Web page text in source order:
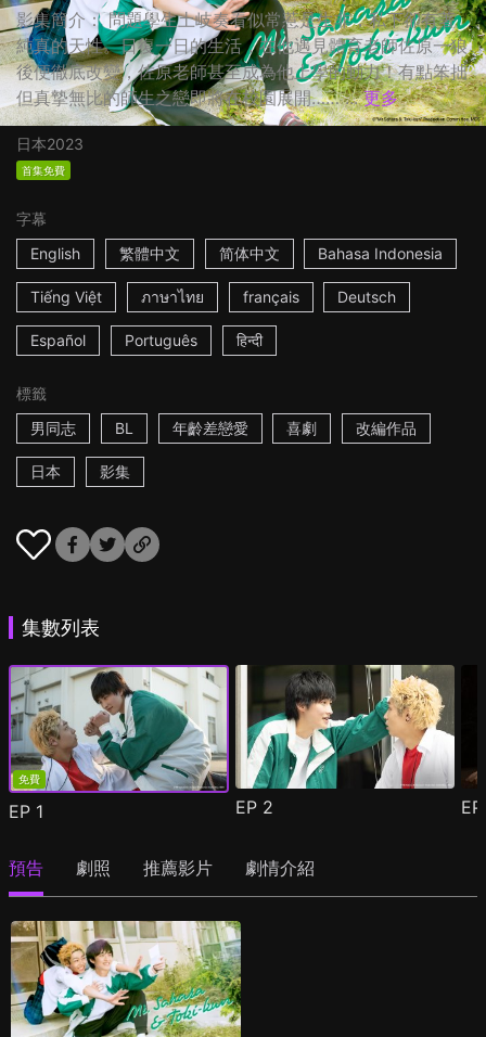
影集簡介： 問題學生土岐奏看似常惹是生非，私下卻有著
純真的天性。日復一日的生活，在他遇見體育老師佐原一狼
後便徹底改變，佐原老師甚至成為他上學的動力！有點笨拙
但真摯無比的師生之戀即將在校園展開…… ... 更多
日本2023
首集免費
字幕
English
繁體中文 简体中文 Bahasa Indonesia
Tiếng Việt ภาษาไทย français Deutsch
Español Português हिन्दी
標籤
男同志
BL 年齡差戀愛 喜劇 改編作品
日本 影集
集數列表
免費
EP 1 EP 2
預告 劇照 推薦影片 劇情介紹